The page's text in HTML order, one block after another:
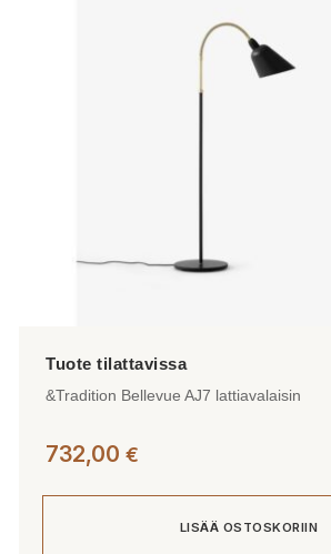
&Tradition Bellevue AJ7 lattiavalaisin
732,00 €
LISÄÄ OSTOSKORIIN